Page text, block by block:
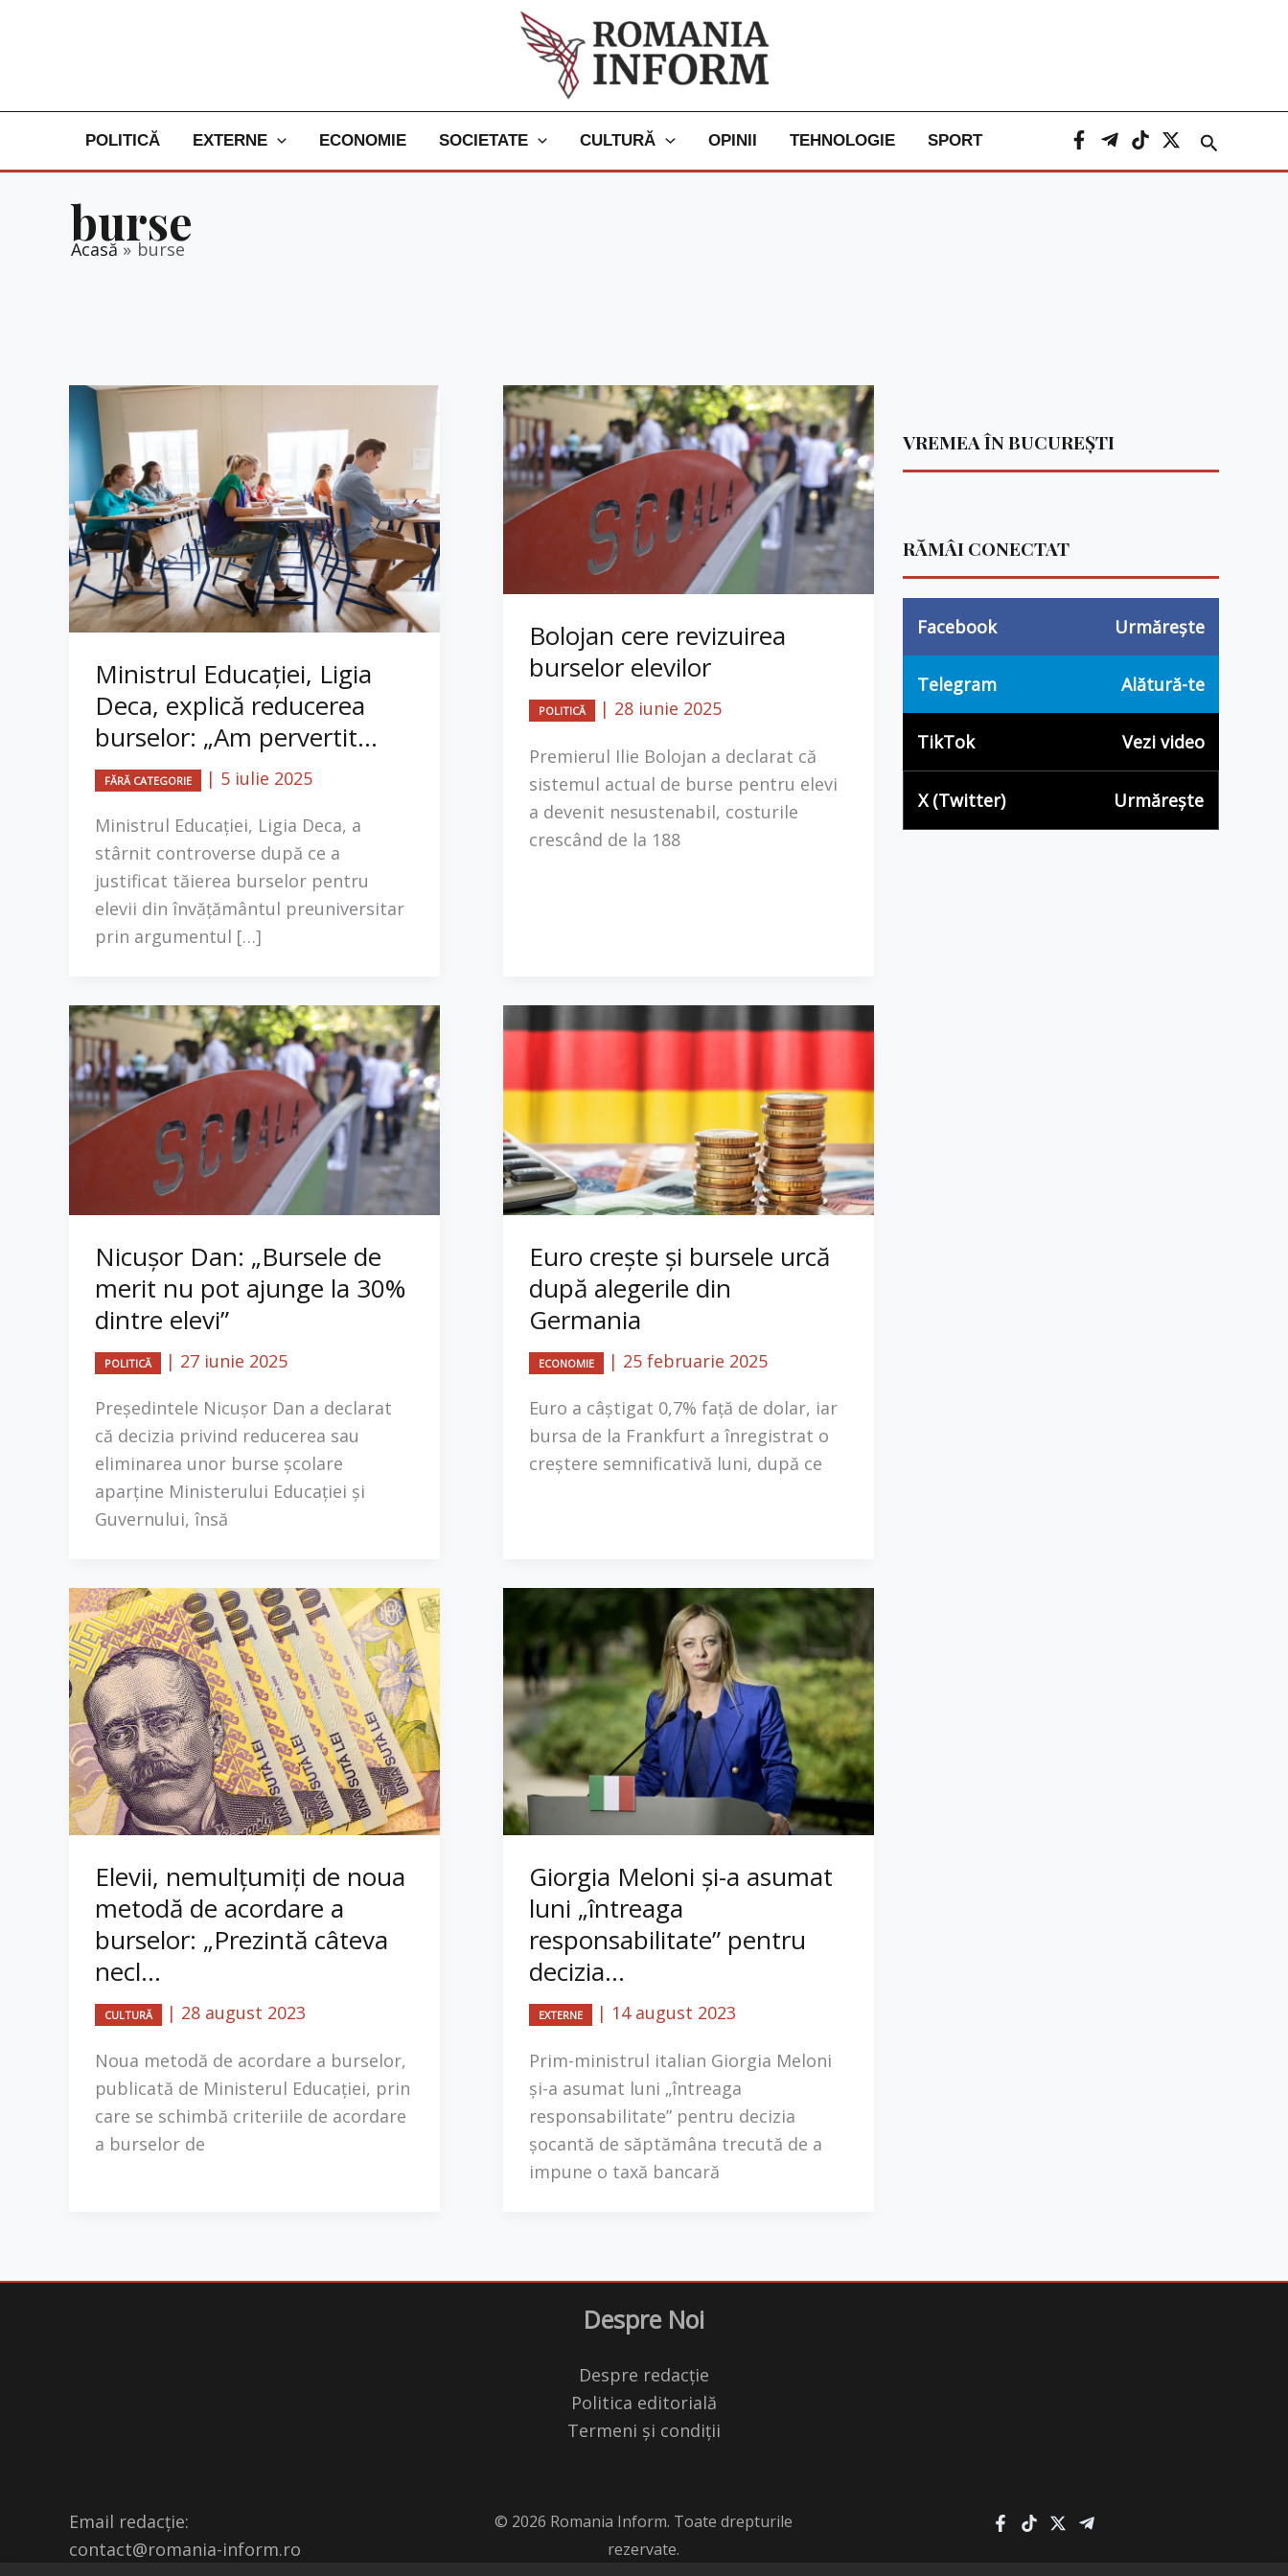
POLITICĂ EXTERNE ECONOMIE SOCIETATE CULTURĂ OPINII TEHNOLOGIE SPORT Caută
burse
Acasă burse
Ministrul Educației, Ligia
Deca, explică reducerea
burselor: „Am pervertit...
FĂRĂ CATEGORIE | 5 iulie 2025
Ministrul Educației, Ligia Deca, a
stârnit controverse după ce a
justificat tăierea burselor pentru
elevii din învățământul preuniversitar
prin argumentul […]
Bolojan cere revizuirea
burselor elevilor
POLITICĂ | 28 iunie 2025
Premierul Ilie Bolojan a declarat că
sistemul actual de burse pentru elevi
a devenit nesustenabil, costurile
crescând de la 188
Nicușor Dan: „Bursele de
merit nu pot ajunge la 30%
dintre elevi”
POLITICĂ | 27 iunie 2025
Președintele Nicușor Dan a declarat
că decizia privind reducerea sau
eliminarea unor burse școlare
aparține Ministerului Educației și
Guvernului, însă
Euro crește și bursele urcă
după alegerile din
Germania
ECONOMIE | 25 februarie 2025
Euro a câștigat 0,7% față de dolar, iar
bursa de la Frankfurt a înregistrat o
creștere semnificativă luni, după ce
Elevii, nemulțumiți de noua
metodă de acordare a
burselor: „Prezintă câteva
necl...
CULTURĂ | 28 august 2023
Noua metodă de acordare a burselor,
publicată de Ministerul Educației, prin
care se schimbă criteriile de acordare
a burselor de
Giorgia Meloni și-a asumat
luni „întreaga
responsabilitate” pentru
decizia...
EXTERNE | 14 august 2023
Prim-ministrul italian Giorgia Meloni
și-a asumat luni „întreaga
responsabilitate” pentru decizia
șocantă de săptămâna trecută de a
impune o taxă bancară
VREMEA ÎN BUCUREȘTI
RĂMÂI CONECTAT
Facebook Urmărește
Telegram Alătură-te
TikTok Vezi video
X (Twitter) Urmărește
Despre Noi
Despre redacție
Politica editorială
Termeni și condiții
Email redacție:
contact@romania-inform.ro
© 2026 Romania Inform. Toate drepturile
rezervate.